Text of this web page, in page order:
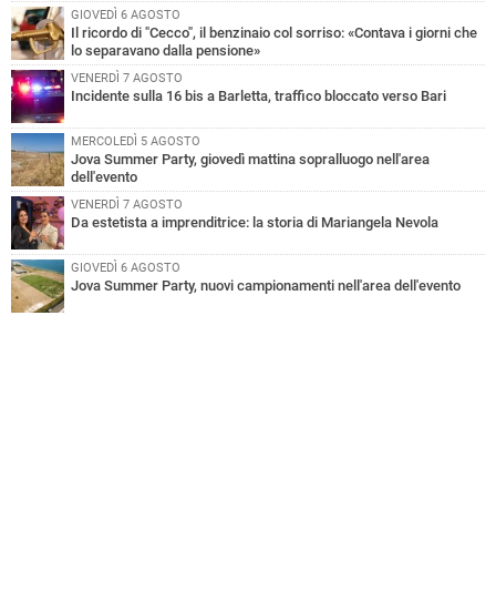
GIOVEDÌ 6 AGOSTO
Il ricordo di "Cecco", il benzinaio col sorriso: «Contava i giorni che
lo separavano dalla pensione»
VENERDÌ 7 AGOSTO
Incidente sulla 16 bis a Barletta, traffico bloccato verso Bari
MERCOLEDÌ 5 AGOSTO
Jova Summer Party, giovedì mattina sopralluogo nell'area
dell'evento
VENERDÌ 7 AGOSTO
Da estetista a imprenditrice: la storia di Mariangela Nevola
GIOVEDÌ 6 AGOSTO
Jova Summer Party, nuovi campionamenti nell'area dell'evento